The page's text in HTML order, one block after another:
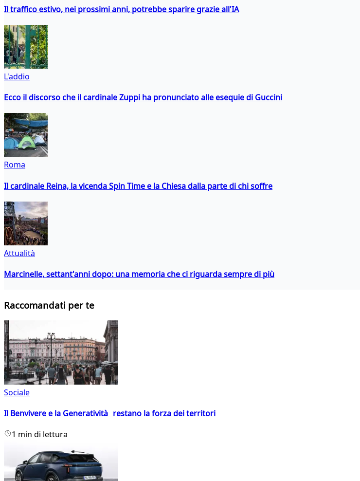
Il traffico estivo, nei prossimi anni, potrebbe sparire grazie all'IA
L'addio
Ecco il discorso che il cardinale Zuppi ha pronunciato alle esequie di Guccini
Roma
Il cardinale Reina, la vicenda Spin Time e la Chiesa dalla parte di chi soffre
Attualità
Marcinelle, settant'anni dopo: una memoria che ci riguarda sempre di più
Raccomandati per te
Sociale
Il Benvivere e la Generatività restano la forza dei territori
1 min di lettura